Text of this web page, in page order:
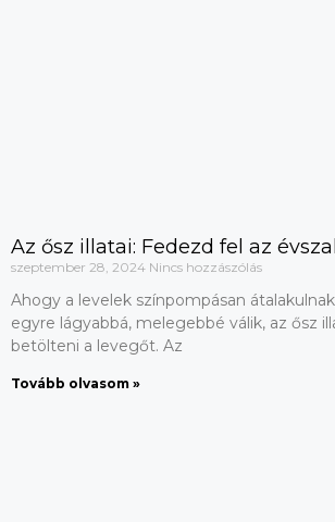
Az ősz illatai: Fedezd fel az
szeptember 28, 2024 Nincs hozzászólás
Ahogy a levelek színpompásan
egyre lágyabbá, melegebbé válik, az ősz
betölteni a levegőt. Az
Tovább olvasom »